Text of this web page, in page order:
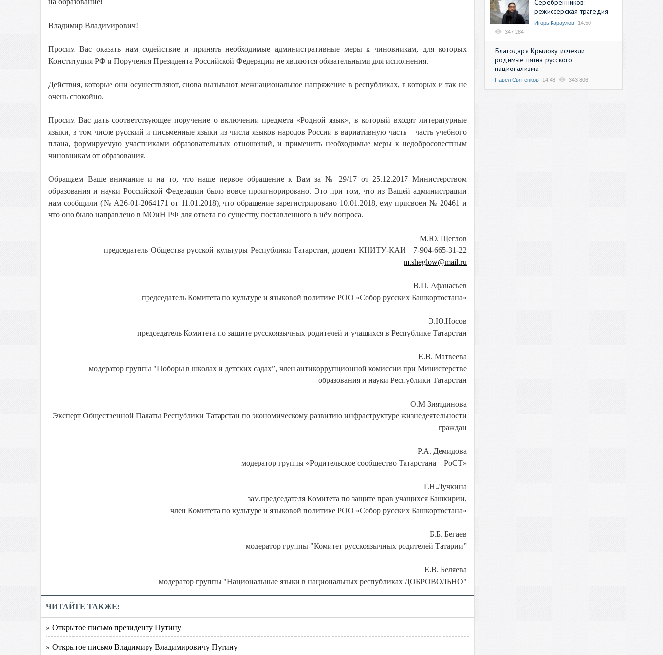
на образование!
Владимир Владимирович!
Просим Вас оказать нам содействие и принять необходимые административные меры к чиновникам, для которых
Конституция РФ и Поручения Президента Российской Федерации не являются обязательными для исполнения.
Действия, которые они осуществляют, снова вызывают межнациональное напряжение в республиках, в которых и так не
очень спокойно.
Просим Вас дать соответствующее поручение о включении предмета «Родной язык», в который входят литературные
языки, в том числе русский и письменные языки из числа языков народов России в вариативную часть – часть учебного
плана, формируемую участниками образовательных отношений, и применить необходимые меры к недобросовестным
чиновникам от образования.
Обращаем Ваше внимание и на то, что наше первое обращение к Вам за № 29/17 от 25.12.2017 Министерством
образования и науки Российской Федерации было вовсе проигнорировано. Это при том, что из Вашей администрации
нам сообщили (№ А26-01-2064171 от 11.01.2018), что обращение зарегистрировано 10.01.2018, ему присвоен № 20461 и
что оно было направлено в МОиН РФ для ответа по существу поставленного в нём вопроса.
М.Ю. Щеглов
председатель Общества русской культуры Республики Татарстан, доцент КНИТУ-КАИ +7-904-665-31-22
m.sheglow@mail.ru
В.П. Афанасьев
председатель Комитета по культуре и языковой политике РОО «Собор русских Башкортостана»
Э.Ю.Носов
председатель Комитета по защите русскоязычных родителей и учащихся в Республике Татарстан
Е.В. Матвеева
модератор группы "Поборы в школах и детских садах”, член антикоррупционной комиссии при Министерстве
образования и науки Республики Татарстан
О.М Зиятдинова
Эксперт Общественной Палаты Республики Татарстан по экономическому развитию инфраструктуре жизнедеятельности
граждан
Р.А. Демидова
модератор группы «Родительское сообщество Татарстана – РоСТ»
Г.Н.Лучкина
зам.председателя Комитета по защите прав учащихся Башкирии,
член Комитета по культуре и языковой политике РОО «Собор русских Башкортостана»
Б.Б. Бегаев
модератор группы "Комитет русскоязычных родителей Татарии”
Е.В. Беляева
модератор группы "Национальные языки в национальных республиках ДОБРОВОЛЬНО"
ЧИТАЙТЕ ТАКЖЕ:
» Открытое письмо президенту Путину
» Открытое письмо Владимиру Владимировичу Путину
Серебренников:
режиссерская трагедия
Игорь Караулов
14:50
347 284
Благодаря Крылову исчезли
родимые пятна русского
национализма
Павел Святенков 14:48 343 806